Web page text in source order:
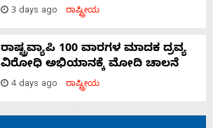
3 days ago ರಾಷ್ಟ್ರೀಯ
ರಾಷ್ಟ್ರವ್ಯಾಪಿ 100 ವಾರಗಳ ಮಾದಕ ದ್ರವ್ಯ
ವಿರೋಧಿ ಅಭಿಯಾನಕ್ಕೆ ಮೋದಿ ಚಾಲನೆ
4 days ago ರಾಷ್ಟ್ರೀಯ